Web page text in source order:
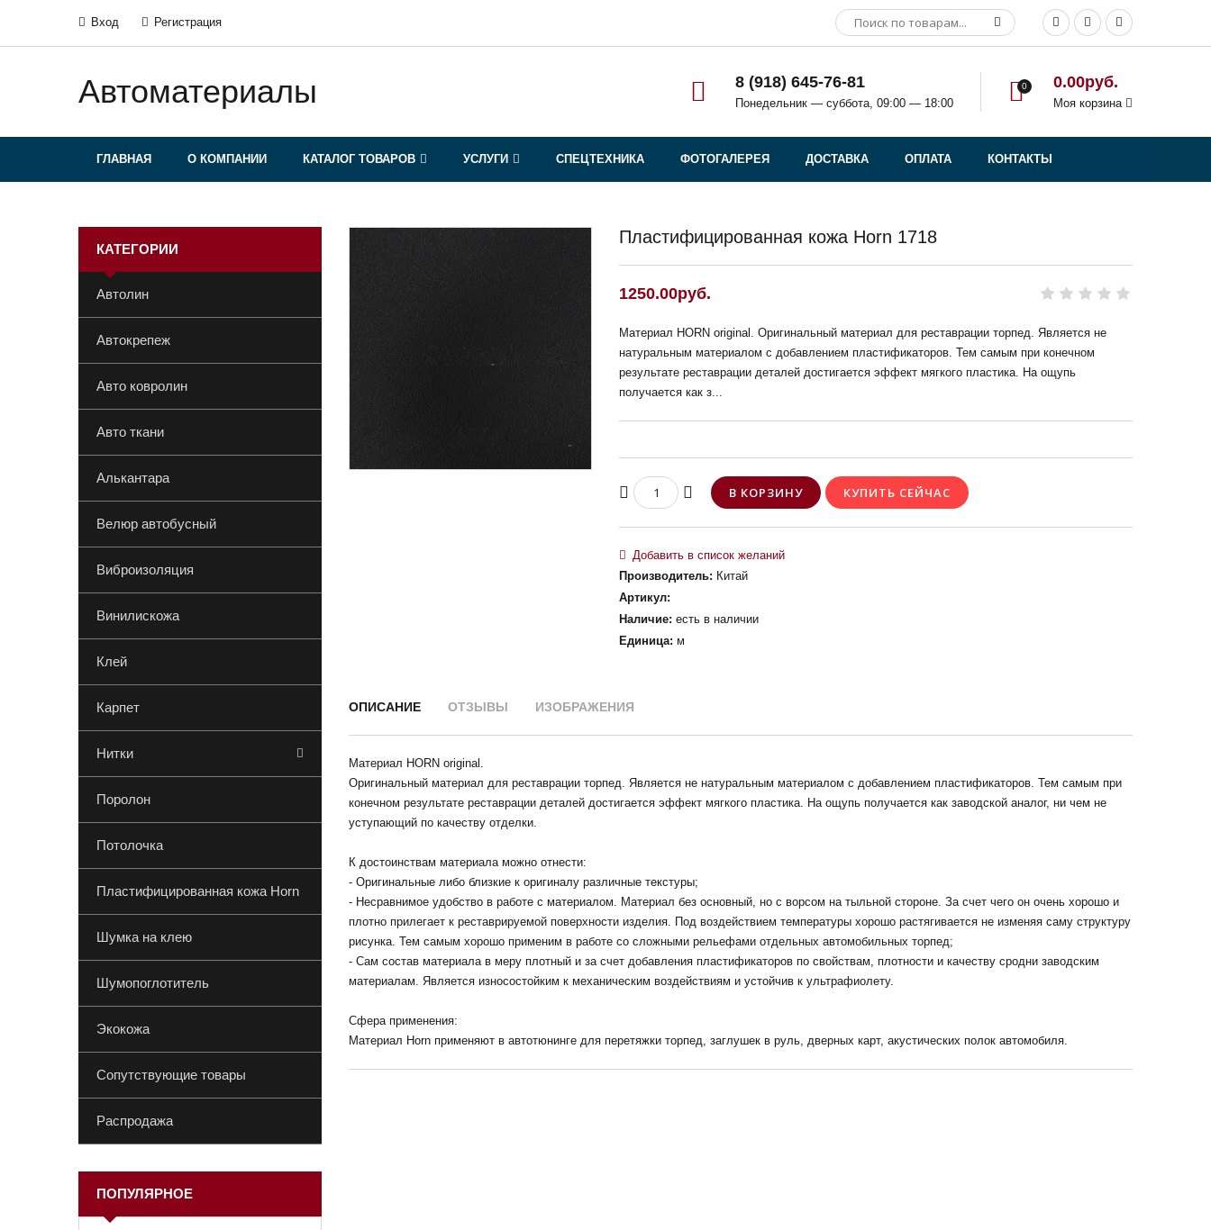
Вход Регистрация
Автоматериалы 8 (918) 645-76-81
Понедельник — суббота, 09:00 — 18:00
0 0.00руб.
Моя корзина
ГЛАВНАЯ О КОМПАНИИ КАТАЛОГ ТОВАРОВ УСЛУГИ СПЕЦТЕХНИКА ФОТОГАЛЕРЕЯ ДОСТАВКА ОПЛАТА КОНТАКТЫ
Пластифицированная кожа Horn 1718
1250.00руб.
Материал HORN original. Оригинальный материал для реставрации торпед. Является не
натуральным материалом с добавлением пластификаторов. Тем самым при конечном
результате реставрации деталей достигается эффект мягкого пластика. На ощупь
получается как з...
Производитель: Китай
Артикул:
Наличие: есть в наличии
Единица: м
ОПИСАНИЕ ОТЗЫВЫ ИЗОБРАЖЕНИЯ
Материал HORN original.
Оригинальный материал для реставрации торпед. Является не натуральным материалом с добавлением пластификаторов. Тем самым при
конечном результате реставрации деталей достигается эффект мягкого пластика. На ощупь получается как заводской аналог, ни чем не
уступающий по качеству отделки.
К достоинствам материала можно отнести:
- Оригинальные либо близкие к оригиналу различные текстуры;
- Несравнимое удобство в работе с материалом. Материал без основный, но с ворсом на тыльной стороне. За счет чего он очень хорошо и
плотно прилегает к реставрируемой поверхности изделия. Под воздействием температуры хорошо растягивается не изменяя саму структуру
рисунка. Тем самым хорошо применим в работе со сложными рельефами отдельных автомобильных торпед;
- Сам состав материала в меру плотный и за счет добавления пластификаторов по свойствам, плотности и качеству сродни заводским
материалам. Является износостойким к механическим воздействиям и устойчив к ультрафиолету.
Сфера применения:
Материал Horn применяют в автотюнинге для перетяжки торпед, заглушек в руль, дверных карт, акустических полок автомобиля.
КАТЕГОРИИ
Автолин
Автокрепеж
Авто ковролин
Авто ткани
Алькантара
Велюр автобусный
Виброизоляция
Винилискожа
Клей
Карпет
Нитки
Поролон
Потолочка
Пластифицированная кожа Horn
Шумка на клею
Шумопоглотитель
Экокожа
Сопутствующие товары
Распродажа
ПОПУЛЯРНОЕ